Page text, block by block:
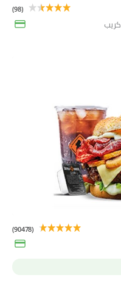
(98)
كريب
(90478)